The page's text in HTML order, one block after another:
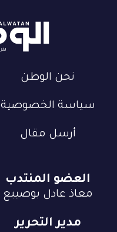
نحن الوطن
سياسة الخصوصية
أرسل مقال
العضو المنتدب
معاذ عادل بوصيبع
مدير التحرير